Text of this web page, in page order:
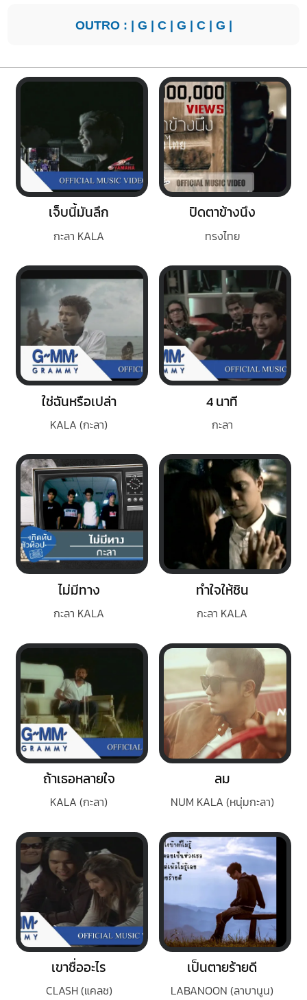
OUTRO : | G | C| G | C| G |
เจ็บนี้มันลึก
กะลา KALA
ปิดตาข้างนึง
ทรงไทย
ใช่ฉันหรือเปล่า
KALA (กะลา)
4 นาที
กะลา
ไม่มีทาง
กะลา KALA
ทำใจให้ชิน
กะลา KALA
ถ้าเธอหลายใจ
KALA (กะลา)
ลม
NUM KALA (หนุ่มกะลา)
เขาชื่ออะไร
CLASH (แคลช)
เป็นตายร้ายดี
LABANOON (ลาบานูน)